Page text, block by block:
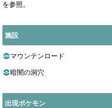
を参照。
施設
マウンテンロード
暗闇の洞穴
出現ポケモン